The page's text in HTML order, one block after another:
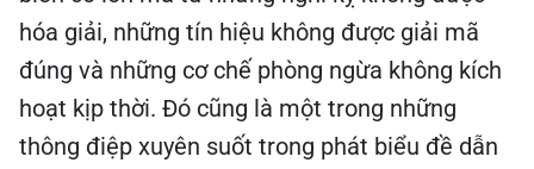
hóa giải, những tín hiệu không được giải mã
đúng và những cơ chế phòng ngừa không kích
hoạt kịp thời. Đó cũng là một trong những
thông điệp xuyên suốt trong phát biểu đề dẫn